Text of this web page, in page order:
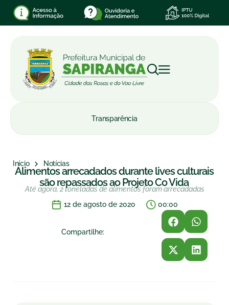
Transparência
Início Notícias
Alimentos arrecadados durante lives culturais
são repassados ao Projeto Co Vida
Até agora, 2 toneladas de alimentos foram arrecadadas
12 de agosto de 2020
00:00
Compartilhe: